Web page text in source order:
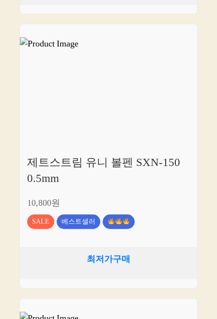
제트스트림 유니 볼펜 SXN-150
0.5mm
10,800원
SALE 베스트셀러
최저가구매